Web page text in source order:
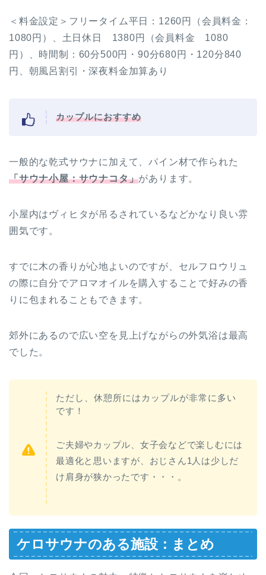
＜料金設定＞フリータイム平日：1260円（会員料金：
1080円）、土日休日 1380円（会員料金 1080
円）、時間制：60分500円・90分680円・120分840
円、朝風呂割引・深夜料金加算あり
カップルにおすすめ
一般的な乾式サウナに加えて、パイン材で作られた
「サウナ小屋：サウナコタ」があります。
小屋内はヴィヒタが吊るされているなどかなり良い雰
囲気です。
すでに木の香りが心地よいのですが、セルフロウリュ
の際に 自分でアロマオイルを購入す ることで好みの香
りに包まれることもできます。
郊外にあるので広い空を見上げながらの外気浴は最高
でした。
ただし、 休憩所にはカップルが非常に多い
です！
ご夫婦やカップル、女子会などで楽しむには
最適化と思いますが、 おじさん1人は少しだ
け肩身が狭かったです・・・ 。
ケロサウナのある施設：まとめ